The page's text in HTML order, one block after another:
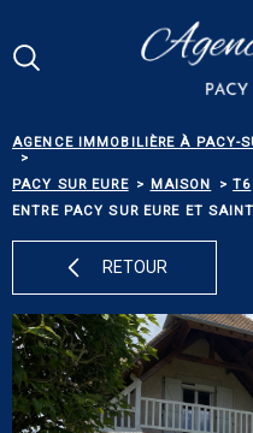
menu
contenu
AGENCE IMMOBILIÈRE À PACY-
PACY SUR EURE
MAISON
T6
ENTRE PACY SUR EURE ET
RETOUR